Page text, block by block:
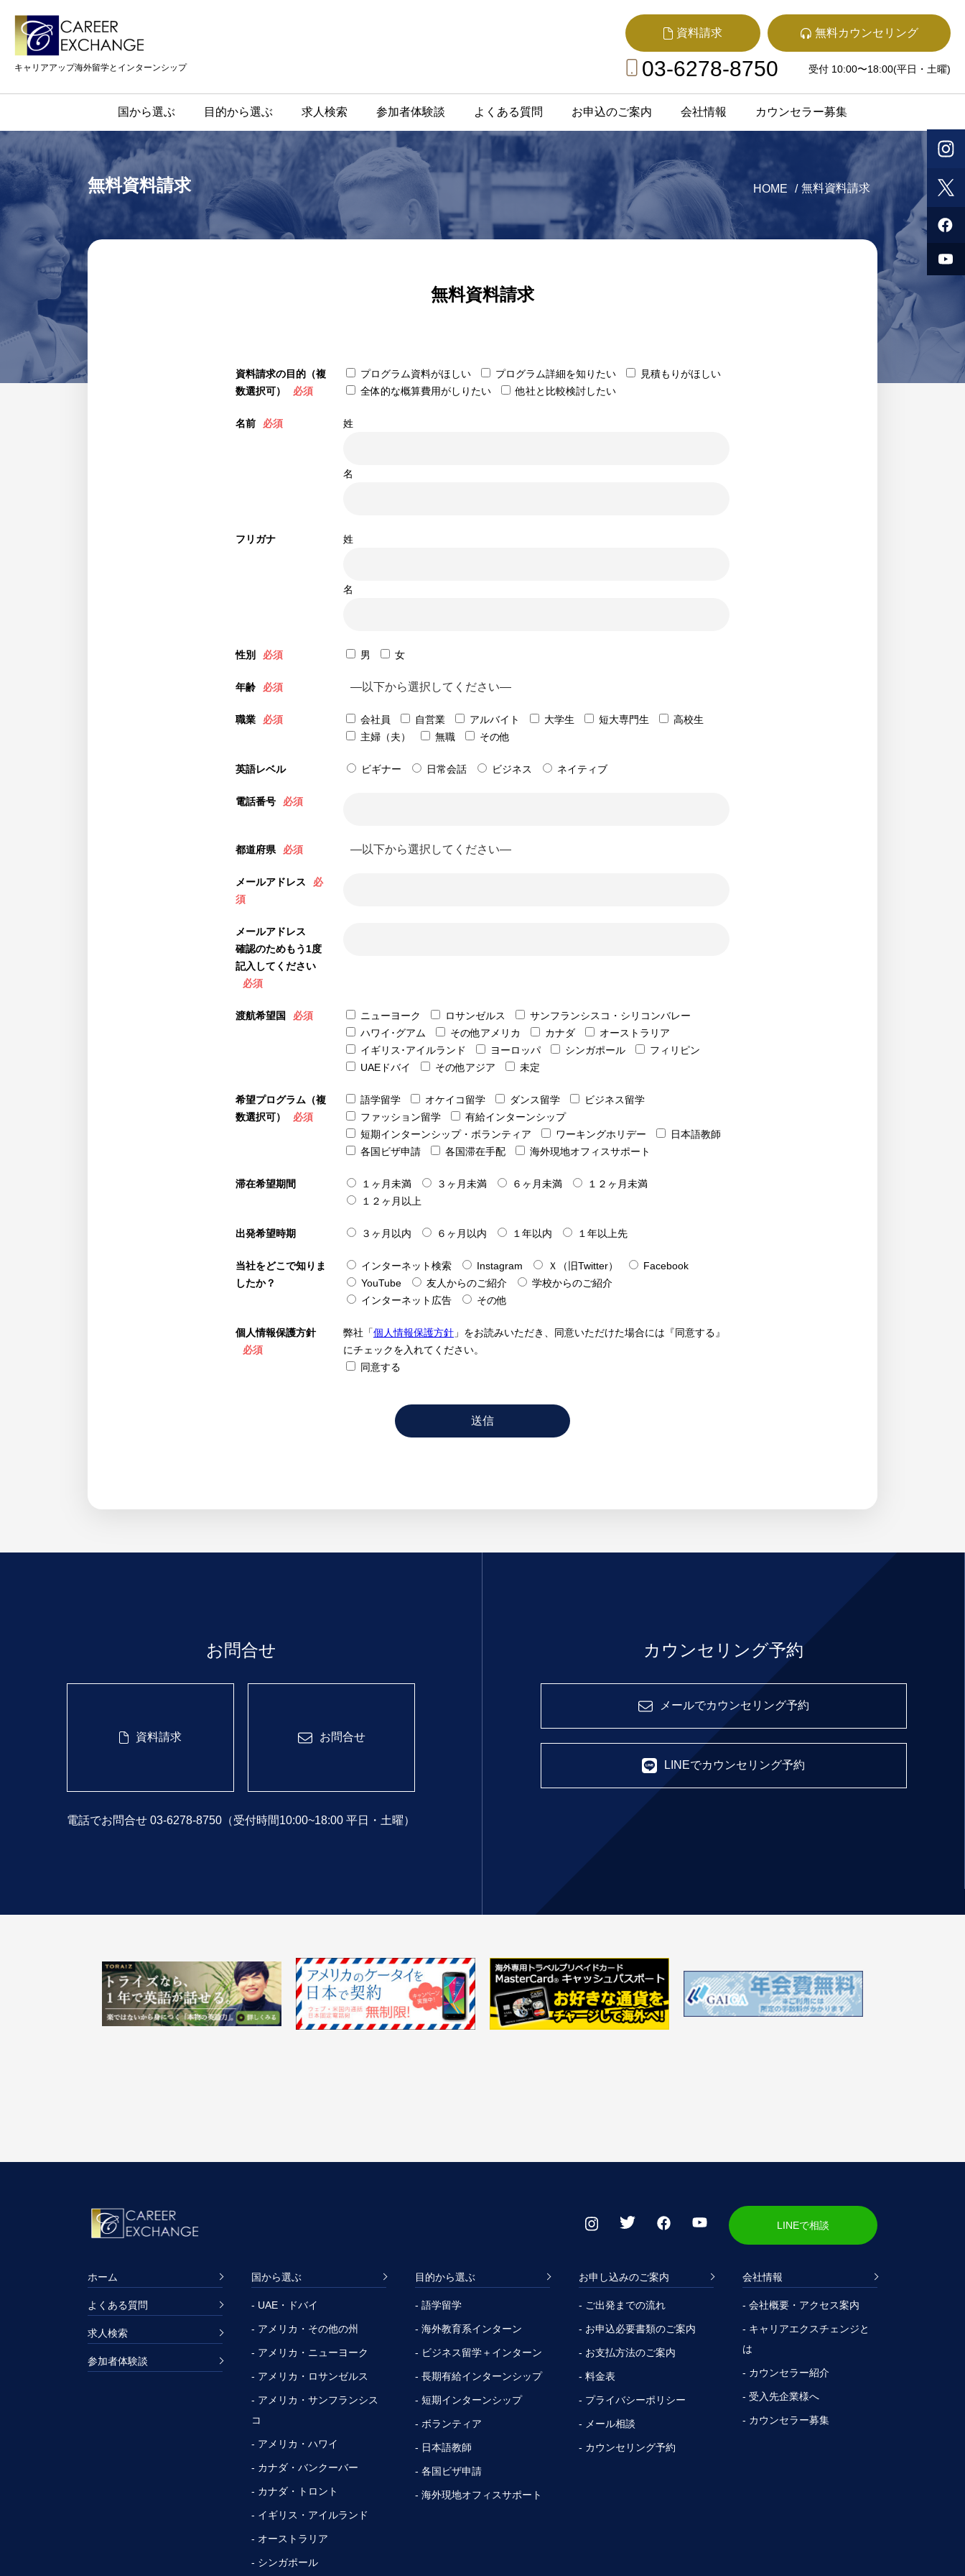
キャリアアップ海外留学とインターンシップ
資料請求 無料カウンセリング
03-6278-8750 受付 10:00〜18:00(平日・土曜)
国から選ぶ 目的から選ぶ 求人検索 参加者体験談 よくある質問 お申込のご案内 会社情報 カウンセラー募集
無料資料請求 HOME / 無料資料請求
無料資料請求
資料請求の目的（複
数選択可）
必須
プログラム資料がほしい プログラム詳細を知りたい
見積もりがほしい
全体的な概算費用がしりたい
他社と比較検討したい
名前 必須 姓
名
フリガナ 姓
名
性別 必須 男 女
年齢 必須
職業 必須 会社員 自営業 アルバイト 大学生 短大専門生
高校生
主婦（夫）
無職 その他
英語レベル ビギナー 日常会話 ビジネス ネイティブ
電話番号 必須
都道府県 必須
メールアドレス
必
須
メールアドレス
確認のためもう1度
記入してください
必須
渡航希望国 必須 ニューヨーク ロサンゼルス
サンフランシスコ・シリコンバレー
ハワイ･グアム
その他アメリカ カナダ
オーストラリア
イギリス･アイルランド
ヨーロッパ シンガポール
フィリピン
UAEドバイ
その他アジア 未定
希望プログラム（複
数選択可）
必須
語学留学 オケイコ留学 ダンス留学
ビジネス留学
ファッション留学
有給インターンシップ
短期インターンシップ・ボランティア
ワーキングホリデー
日本語教師
各国ビザ申請
各国滞在手配 海外現地オフィスサポート
滞在希望期間 １ヶ月未満 ３ヶ月未満 ６ヶ月未満
１２ヶ月未満
１２ヶ月以上
出発希望時期 ３ヶ月以内 ６ヶ月以内 １年以内 １年以上先
当社をどこで知りま
したか？
インターネット検索 Instagram Ｘ（旧Twitter）
Facebook
YouTube
友人からのご紹介
学校からのご紹介
インターネット広告
その他
個人情報保護方針
必須
弊社「個人情報保護方針 」をお読みいただき、同意いただけた場合には『同意する』
にチェックを入れてください。
同意する
お問合せ
資料請求 お問合せ
電話でお問合せ 03-6278-8750 （受付時間10:00~18:00 平日・土曜）
カウンセリング予約
メールでカウンセリング予約
LINEでカウンセリング予約
LINEで相談
ホーム
よくある質問
求人検索
参加者体験談
国から選ぶ
- UAE・ドバイ
- アメリカ・その他の州
- アメリカ・ニューヨーク
- アメリカ・ロサンゼルス
- アメリカ・サンフランシス
コ
- アメリカ・ハワイ
- カナダ・バンクーバー
- カナダ・トロント
- イギリス・アイルランド
- オーストラリア
- シンガポール
目的から選ぶ
- 語学留学
- 海外教育系インターン
- ビジネス留学＋インターン
- 長期有給インターンシップ
- 短期インターンシップ
- ボランティア
- 日本語教師
- 各国ビザ申請
- 海外現地オフィスサポート
お申し込みのご案内
- ご出発までの流れ
- お申込必要書類のご案内
- お支払方法のご案内
- 料金表
- プライバシーポリシー
- メール相談
- カウンセリング予約
会社情報
- 会社概要・アクセス案内
- キャリアエクスチェンジと
は
- カウンセラー紹介
- 受入先企業様へ
- カウンセラー募集